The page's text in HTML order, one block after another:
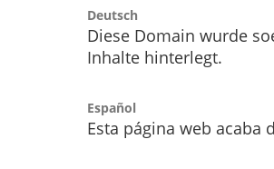
Deutsch
Diese Domain wurde
Inhalte hinterlegt.
Español
Esta página web acaba